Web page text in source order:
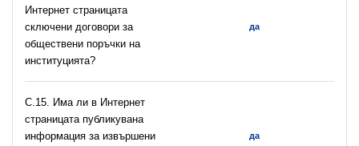
Интернет страницата
сключени договори за
обществени поръчки на
институцията?
да
С.15. Има ли в Интернет
страницата публикувана
информация за извършени
да